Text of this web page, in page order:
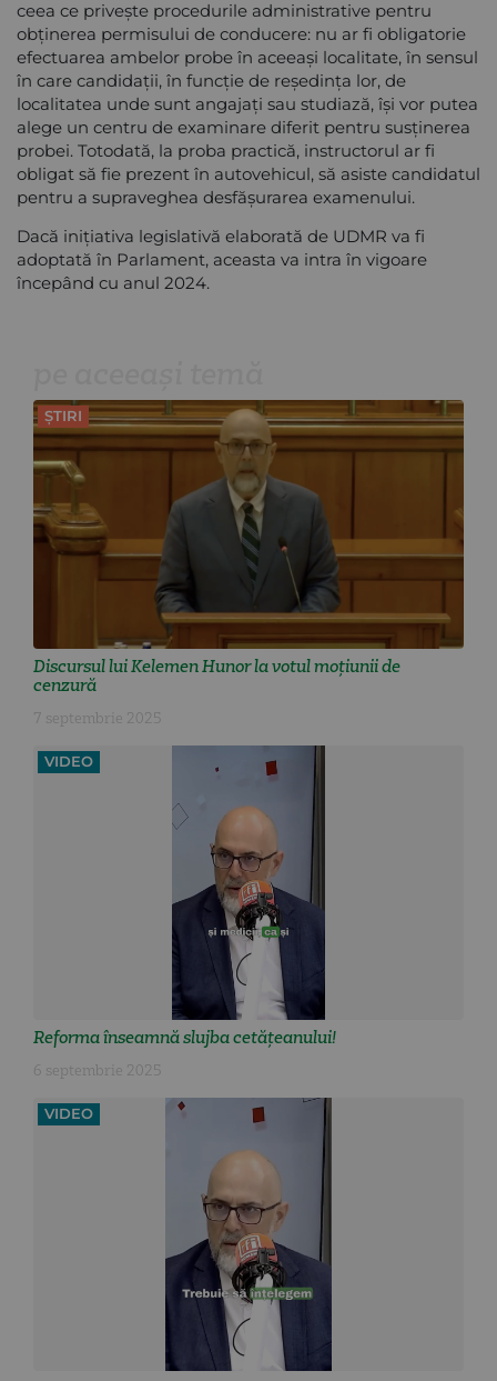
ceea ce privește procedurile administrative pentru
obținerea permisului de conducere: nu ar fi obligatorie
efectuarea ambelor probe în aceeași localitate, în sensul
în care candidații, în funcție de reședința lor, de
localitatea unde sunt angajați sau studiază, își vor putea
alege un centru de examinare diferit pentru susținerea
probei. Totodată, la proba practică, instructorul ar fi
obligat să fie prezent în autovehicul, să asiste candidatul
pentru a supraveghea desfășurarea examenului.
Dacă inițiativa legislativă elaborată de UDMR va fi
adoptată în Parlament, aceasta va intra în vigoare
începând cu anul 2024.
ȘTIRI
Discursul lui Kelemen Hunor la votul moțiunii de
cenzură
7 septembrie 2025
VIDEO
Reforma înseamnă slujba cetățeanului!
6 septembrie 2025
VIDEO